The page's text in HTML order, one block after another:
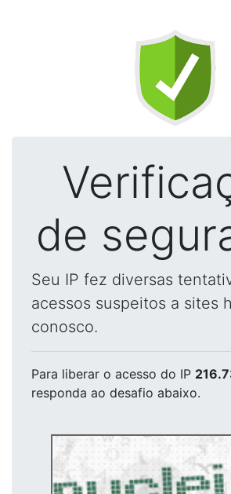
de
Seu IP fez diversas
acessos suspeitos a sites
conosco.
Para liberar o acesso do IP
responda ao desafio abaixo.